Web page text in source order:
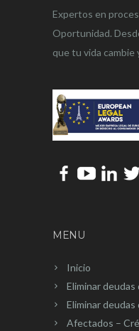
Expertos en
Oportunidad.
que tu vida cambie
MENU
Inicio
Eliminar
Eliminar
Afectados –